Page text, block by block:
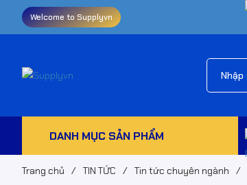
Welcome to Supplyvn
DANH MỤC SẢN PHẨM
Trang chủ / TIN TỨC / Tin tức chuyên ngành /